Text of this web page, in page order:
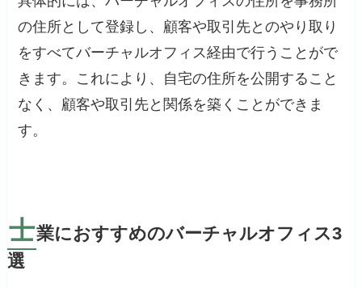
の住所として登録し、顧客や取引先とのやり取り
をすべてバーチャルオフィス経由で行うことがで
きます。これにより、自宅の住所を公開すること
なく、顧客や取引先と関係を築くことができま
す。
士業におすすめのバーチャルオフィス3
選